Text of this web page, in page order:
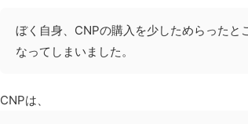
ぼく自身、CNPの購入を少しためらったと
なってしまいました。
CNPは、